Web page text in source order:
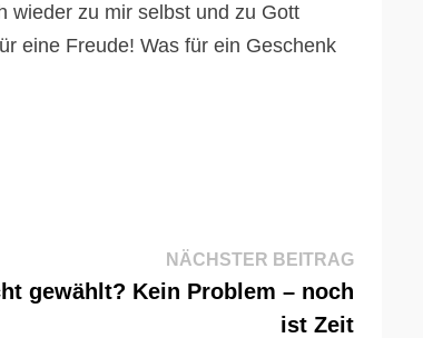
wieder zu mir selbst und zu Gott
eine Freude! Was für ein Geschenk
NÄCHSTER BEITRAGNächster
Beitrag:
gewählt? Kein Problem – noch
ist Zeit